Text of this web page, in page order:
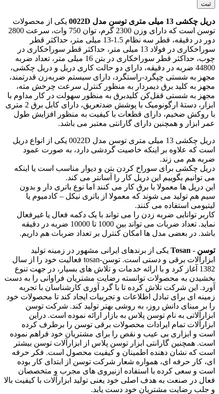
دریل چکشی 13 میلی متری توسن مدل 0022D
یکی از محصولات
توسن است که دارای وزن 2300 گرم، توان 750 وات، سرعت 2800
دور در دقیقه، قطر سه نظام 1.5-13 میلی متر، حداکثر قطر
سوراخکاری در فولاد 13 میلی متر، حداکثر قطر سوراخکاری در
چوب، حداکثر قطر سوراخکاری در بتن 16 میلی متر، تعداد ضربه
44800 ضربه در دقیقه، دارای دو حالت کاری دریل و دریل چکشی،
مجهز به شستی چپگرد-راستگرد، دارای سیستم ضربه‌زن قدرتمند،
مجهز به کلید برق دیمردار به منظور کنترل سرعت چرخش مته،
مجهز به شستی قفل‌کن کلیدبرق به منظور سهولت در کار مداوم با
ابزار، دستۀ ارگونومیک با پوشش ضدتعریق، دارای کابل برق 2 متری
با روکش ضخیم، دارای قطعات با کیفیت به منظور افزایش طول
عمر ابزار و همچنین دارای گارانتی معتبر می باشد.
دریل چکشی 13 میلی متری توسن مدل 0022D یکی از انواع دریل
است که علاوه بر اینکه خاصیت گردشی دارد، به صورت عمود
ضربه هم می زند.
دریل چکشی برای سوراخ کردن بتن و دیوار مناسب است یا اینکه
می توانیم بگوییم این دریل کار را آسانتر می کند.
این دریل ها معمولا با برق کار می کنند اما نوع باتری دار و بدون
سیم هم تولید می شوند که معمولا از باتری نیکل – کادمیوم یا
لیتیومی استفاده می کنند.
کاربر توانایی ضربه زدن را می تواند با یک دکمه فعال یا غیرفعال
نماید. تعداد ضربات می تواند بین 1000 تا 10000 ضربه در دقیقه
باشد. در بعضی مدل ها امکان کنترل بر تعداد ضربات هم داریم.
توسن - Tosan
یکی از برندهای ایرانی مشهور در زمینه تولید
ابزارآلات برقی و دستی است. توسن-tosan فعالیت خود را از سال
1382 آغاز کرد و با ارائه خدمات و تلاش های بسیار، در جهت تنوع
بخشیدن به محصولات توانسته رضایت مشتریان فراوانی را به دست
آورد. این شرکت تلاش کرده تا با گرد آوری کارشناسان با تجربه
زمینه ای برای تبادل اطلاعات و تجربیات ایجاد کند تا محصولات خود
را بر مبنای دانش روز، به روشی بهتر تولید کند. شرکت توسن
ابزارآلاتی به نام توسن پلاس به بازار ارائه نموده است. دراین
ابزارآلات تمام ایرادات محصولات برقی توسن را برطرف کرده
است و ابزاری بی عیب و نقص را برای مشتریان خود فراهم نموده
است. همچنین گارانتی ابزار توسن پلاس از ابزارآلات توسن بیشتر
است که نشان دهنده اطمینان و کیفیت محصول است. فکر حرفه
ای، کار حرفه ای، همواره شعار شرکت توسن از ابتدای کار بوده
است و سعی کرده با استفاده ازنیروی های مجرب و متخصصان
فعال در صنعت به هدف اصلی خود یعنی تولید ابزارآلات با کیفیت بالا
و جلب رضایت مشتریان خود دست یابد.